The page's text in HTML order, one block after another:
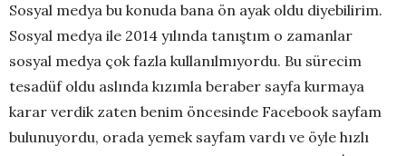
Sosyal medya bu konuda bana ön ayak oldu diyebilirim.
Sosyal medya ile 2014 yılında tanıştım o zamanlar
sosyal medya çok fazla kullanılmıyordu. Bu sürecim
tesadüf oldu aslında kızımla beraber sayfa kurmaya
karar verdik zaten benim öncesinde Facebook sayfam
bulunuyordu, orada yemek sayfam vardı ve öyle hızlı